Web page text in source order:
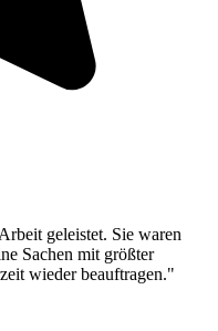
geleistet. Sie waren
Sachen mit größter
wieder beauftragen."